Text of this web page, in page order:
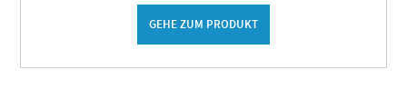
GEHE ZUM PRODUKT